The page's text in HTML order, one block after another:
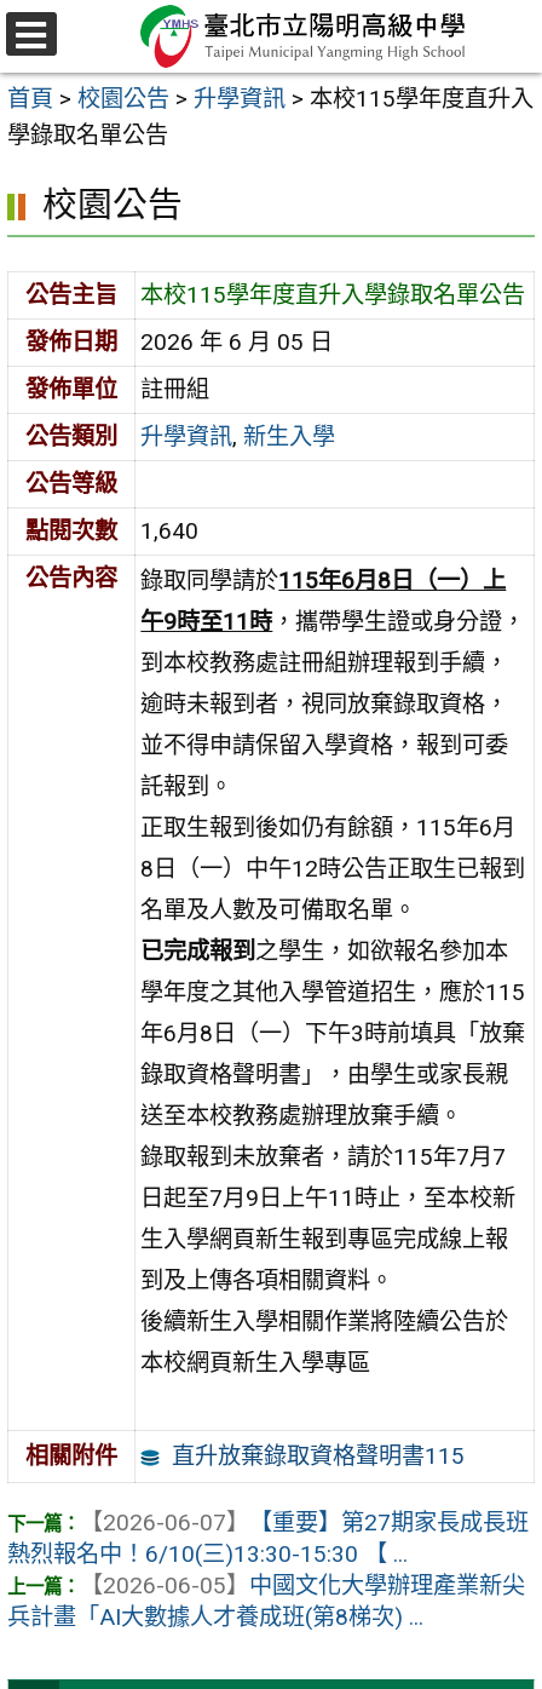
跳
至
主
要
容
區
選
單
首頁 > 校園公告 > 升學資訊 > 本校115學年度直升入
學錄取名單公告
校園公告
公告主旨
本校115學年度直升入學錄取名單公告
發佈日期
2026 年 6 月 05 日
發佈單位
註冊組
公告類別
升學資訊,新生入學
公告等級
點閱次數
1,640
公告內容
錄取同學請於115年6月8日（一）上
午9時至11時，攜帶學生證或身分證，
到本校教務處註冊組辦理報到手續，
逾時未報到者，視同放棄錄取資格，
並不得申請保留入學資格，報到可委
託報到。
正取生報到後如仍有餘額，115年6月
8日（一）中午12時公告正取生已報到
名單及人數及可備取名單。
已完成報到之學生，如欲報名參加本
學年度之其他入學管道招生，應於115
年6月8日（一）下午3時前填具「放棄
錄取資格聲明書」，由學生或家長親
送至本校教務處辦理放棄手續。
錄取報到未放棄者，請於115年7月7
日起至7月9日上午11時止，至本校新
生入學網頁新生報到專區完成線上報
到及上傳各項相關資料。
後續新生入學相關作業將陸續公告於
本校網頁新生入學專區
相關附件 直升放棄錄取資格聲明書115
【2026-06-07】
【重要】第27期家長成長班
熱烈報名中！6/10(三)13:30-15:30 【 ...
【2026-06-05】 中國文化大學辦理產業新尖
兵計畫「AI大數據人才養成班(第8梯次) ...